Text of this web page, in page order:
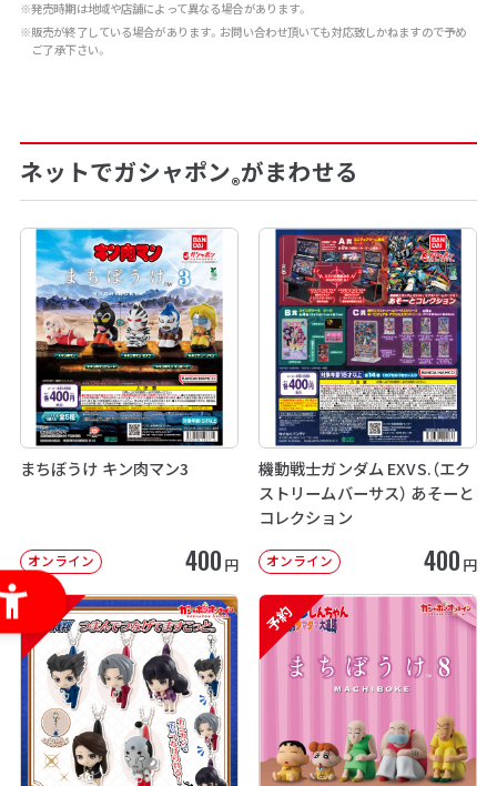
※発売時期は地域や店舗によって異なる場合があります。
※販売が終了している場合があります。お問い合わせ頂いても対応致しかねますので予め
ご了承下さい。
ネットでガシャポン®がまわせる
まちぼうけ キン肉マン3
オンライン 400 円
機動戦士ガンダム EXVS.（エク
ストリームバーサス） あそーと
コレクション
オンライン 400 円
予約 予約